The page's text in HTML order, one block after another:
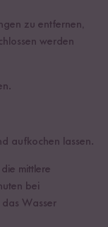
zu entfernen,
werden
aufkochen lassen.
mittlere
bei
das Wasser